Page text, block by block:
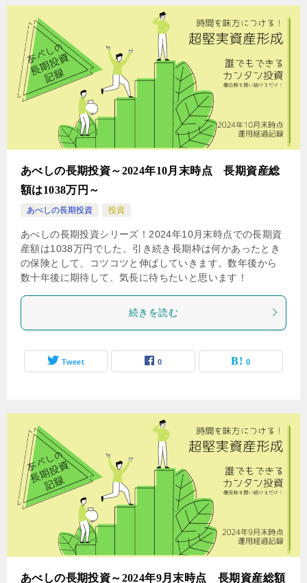
あべしの長期投資～2024年10月末時点 長期資産総
額は1038万円～
あべしの長期投資 投資
あべしの長期投資シリーズ！2024年10月末時点での長期資
産額は1038万円でした。引き続き長期枠は何かあったとき
の保険として、コツコツと伸ばしていきます。数年後から
数十年後に期待して、気長に待ちたいと思います！
続きを読む
Tweet 0 0
あべしの長期投資～2024年9月末時点 長期資産総額